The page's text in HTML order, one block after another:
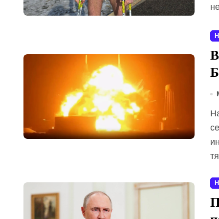
На мысе Канаверал произошло событие, которое